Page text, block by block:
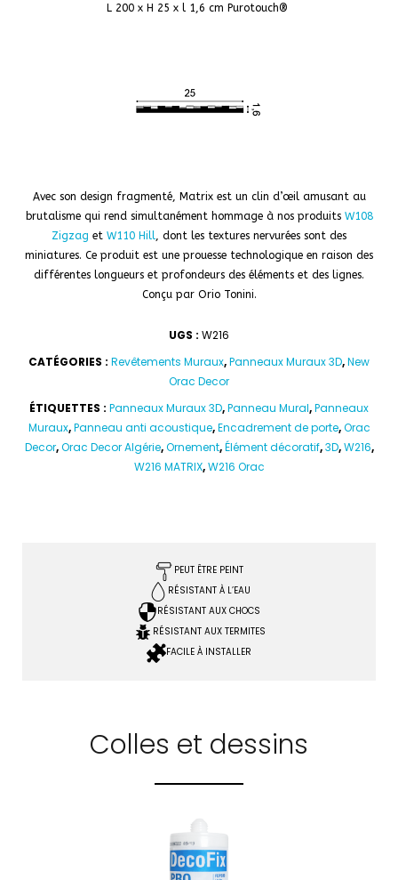
L 200 x H 25 x l 1,6 cm Purotouch® ‎
Avec son design fragmenté, Matrix est un clin d’œil amusant au
brutalisme qui rend simultanément hommage à nos produits W108
Zigzag et W110 Hill , dont les textures nervurées sont des
miniatures. Ce produit est une prouesse technologique en raison des
différentes longueurs et profondeurs des éléments et des lignes.
Conçu par Orio Tonini.
UGS : W216
CATÉGORIES : Revêtements Muraux,Panneaux Muraux 3D,New
Orac Decor
ÉTIQUETTES : Panneaux Muraux 3D,Panneau Mural,Panneaux
Muraux,Panneau anti acoustique,Encadrement de porte,Orac
Decor,Orac Decor Algérie,Ornement,Élément décoratif,3D,W216,
W216 MATRIX,W216 Orac
PEUT ÊTRE PEINT
RÉSISTANT À L’EAU
RÉSISTANT AUX CHOCS
RÉSISTANT AUX TERMITES
FACILE À INSTALLER
Colles et dessins